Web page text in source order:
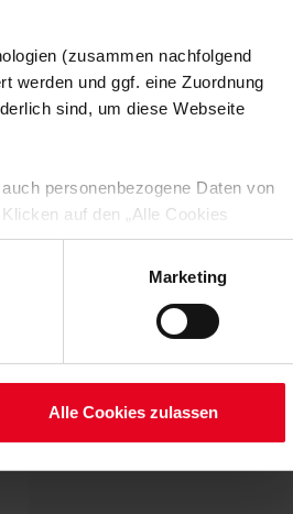
(zusammen nachfolgend
werden und ggf. eine Zuordnung
sind, um diese Webseite
personenbezogene Daten von
auf den „Alle Cookies
Verarbeitung Ihrer
TDDDG, Art. 6 Abs. 1 lit. a DSGVO
eingesetzt. Ihre etwaig erteilten
Marketing
Alle Cookies zulassen